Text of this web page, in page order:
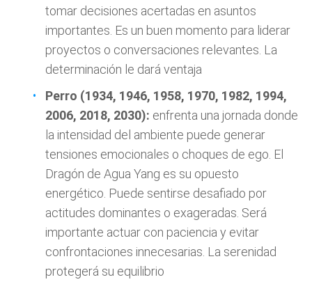
tomar decisiones acertadas en asuntos
importantes. Es un buen momento para liderar
proyectos o conversaciones relevantes. La
determinación le dará ventaja
Perro (1934, 1946, 1958, 1970, 1982, 1994,
2006, 2018, 2030): enfrenta una jornada donde
la intensidad del ambiente puede generar
tensiones emocionales o choques de ego. El
Dragón de Agua Yang es su opuesto
energético. Puede sentirse desafiado por
actitudes dominantes o exageradas. Será
importante actuar con paciencia y evitar
confrontaciones innecesarias. La serenidad
protegerá su equilibrio